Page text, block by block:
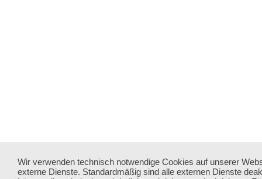
Wir verwenden technisch notwendige Cookies auf unserer
externe Dienste. Standardmäßig sind alle externen Dienste